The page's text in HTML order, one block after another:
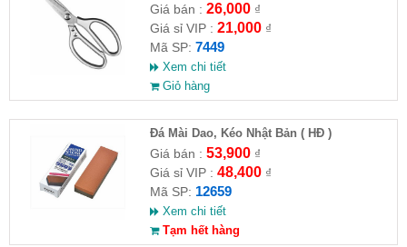
Giá bán : 26,000₫
Giá sỉ VIP : 21,000₫
Mã SP: 7449
Xem chi tiết
Giỏ hàng
Đá Mài Dao, Kéo Nhật Bản ( HĐ )
Giá bán : 53,900₫
Giá sỉ VIP : 48,400₫
Mã SP: 12659
Xem chi tiết
Tạm hết hàng